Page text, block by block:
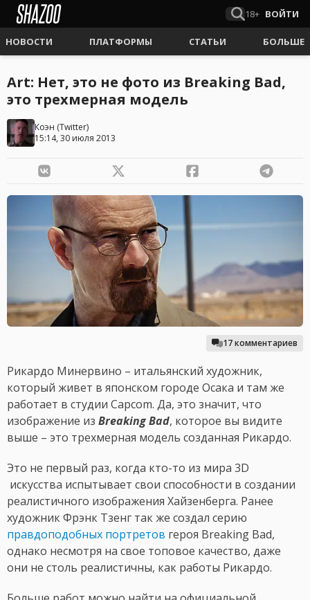
18+ ВОЙТИ
НОВОСТИ ПЛАТФОРМЫ СТАТЬИ БОЛЬШЕ
Art: Нет, это не фото из Breaking Bad,
это трехмерная модель
Коэн (Twitter)
15:14, 30 июля 2013
17 комментариев
Рикардо Минервино – итальянский художник,
который живет в японском городе Осака и там же
работает в студии Capcom. Да, это значит, что
изображение из Breaking Bad, которое вы видите
выше – это трехмерная модель созданная Рикардо.
Это не первый раз, когда кто-то из мира 3D
искусства испытывает свои способности в создании
реалистичного изображения Хайзенберга. Ранее
художник Фрэнк Тзенг так же создал серию
правдоподобных портретов героя Breaking Bad,
однако несмотря на свое топовое качество, даже
они не столь реалистичны, как работы Рикардо.